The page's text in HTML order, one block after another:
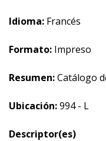
Idioma: Francés
Formato: Impreso
Resumen:Catálogo
Ubicación:994 - L
Descriptor(es)